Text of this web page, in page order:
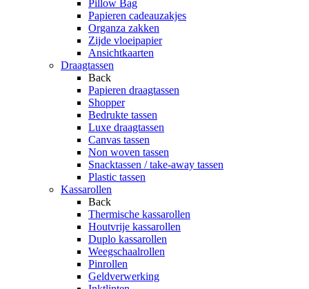
Pillow Bag
Papieren cadeauzakjes
Organza zakken
Zijde vloeipapier
Ansichtkaarten
Draagtassen
Back
Papieren draagtassen
Shopper
Bedrukte tassen
Luxe draagtassen
Canvas tassen
Non woven tassen
Snacktassen / take-away tassen
Plastic tassen
Kassarollen
Back
Thermische kassarollen
Houtvrije kassarollen
Duplo kassarollen
Weegschaalrollen
Pinrollen
Geldverwerking